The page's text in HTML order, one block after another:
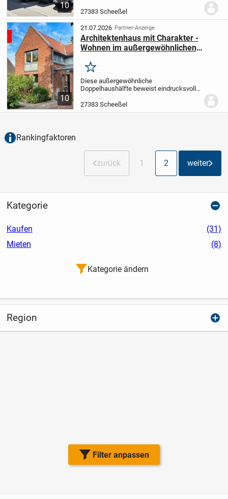
Filter anpassen
10
modernen Ausstattungsdetails und bietet
vielseitige Nutzungsmöglichkeiten in
zentraler Lage von...
27383 Scheeßel
10
21.07.2026 Partner-Anzeige
Architektenhaus mit Charakter -
Wohnen im außergewöhnlichen
Merken
Diese außergewöhnliche
Doppelhaushälfte beweist eindrucksvoll,
gewöhnlich sein kann. Von einem
Architekten individuell geplant und mit viel
27383 Scheeßel
Rankingfaktoren
zurück 1 2 weiter
Kategorie
Kaufen
(31)
Mieten
(8)
Kategorie ändern
Region